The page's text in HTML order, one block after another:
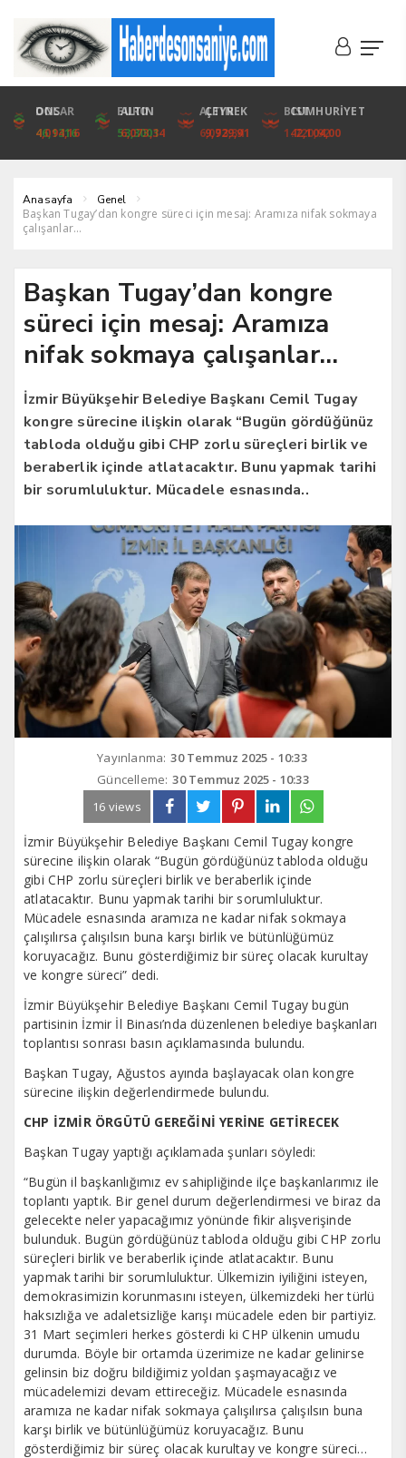
DOLAR
46,1316
EURO
53,3001
ALTIN
6,073,34
BIST
1.720,92
ONS
4,094,16
ALTIN
6,073,34
ÇEYREK
9,929,91
CUMHURİYET
42,104,00
Anasayfa Genel
Başkan Tugay’dan kongre süreci için mesaj: Aramıza nifak sokmaya
çalışanlar…
Başkan Tugay’dan kongre
süreci için mesaj: Aramıza
nifak sokmaya çalışanlar…
İzmir Büyükşehir Belediye Başkanı Cemil Tugay
kongre sürecine ilişkin olarak “Bugün gördüğünüz
tabloda olduğu gibi CHP zorlu süreçleri birlik ve
beraberlik içinde atlatacaktır. Bunu yapmak tarihi
bir sorumluluktur. Mücadele esnasında..
Yayınlanma: 30 Temmuz 2025 - 10:33
Güncelleme: 30 Temmuz 2025 - 10:33
16 views
İzmir Büyükşehir Belediye Başkanı Cemil Tugay kongre
sürecine ilişkin olarak “Bugün gördüğünüz tabloda olduğu
gibi CHP zorlu süreçleri birlik ve beraberlik içinde
atlatacaktır. Bunu yapmak tarihi bir sorumluluktur.
Mücadele esnasında aramıza ne kadar nifak sokmaya
çalışılırsa çalışılsın buna karşı birlik ve bütünlüğümüz
koruyacağız. Bunu gösterdiğimiz bir süreç olacak kurultay
ve kongre süreci” dedi.
İzmir Büyükşehir Belediye Başkanı Cemil Tugay bugün
partisinin İzmir İl Binası’nda düzenlenen belediye başkanları
toplantısı sonrası basın açıklamasında bulundu.
Başkan Tugay, Ağustos ayında başlayacak olan kongre
sürecine ilişkin değerlendirmede bulundu.
CHP İZMİR ÖRGÜTÜ GEREĞİNİ YERİNE GETİRECEK
Başkan Tugay yaptığı açıklamada şunları söyledi:
“Bugün il başkanlığımız ev sahipliğinde ilçe başkanlarımız ile
toplantı yaptık. Bir genel durum değerlendirmesi ve biraz da
gelecekte neler yapacağımız yönünde fikir alışverişinde
bulunduk. Bugün gördüğünüz tabloda olduğu gibi CHP zorlu
süreçleri birlik ve beraberlik içinde atlatacaktır. Bunu
yapmak tarihi bir sorumluluktur. Ülkemizin iyiliğini isteyen,
demokrasimizin korunmasını isteyen, ülkemizdeki her türlü
haksızlığa ve adaletsizliğe karışı mücadele eden bir partiyiz.
31 Mart seçimleri herkes gösterdi ki CHP ülkenin umudu
durumda. Böyle bir ortamda üzerimize ne kadar gelinirse
gelinsin biz doğru bildiğimiz yoldan şaşmayacağız ve
mücadelemizi devam ettireceğiz. Mücadele esnasında
aramıza ne kadar nifak sokmaya çalışılırsa çalışılsın buna
karşı birlik ve bütünlüğümüz koruyacağız. Bunu
gösterdiğimiz bir süreç olacak kurultay ve kongre süreci…